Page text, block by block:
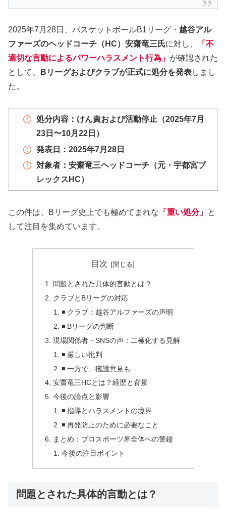
2025年7月28日、バスケットボールB1リーグ・ 越谷アル
ファーズのヘッドコーチ（HC）安齋竜三氏に対し、
「不
適切な言動によるパワーハラスメント行為」 が確認された
として、
Bリーグおよびクラブが正式に処分を発表しまし
た。
処分内容：けん責および活動停止（2025年7月
23日〜10月22日）
発表日：2025年7月28日
対象者：安齋竜三ヘッドコーチ（元・宇都宮ブ
レックスHC）
この件は、Bリーグ史上でも極めてまれな 「重い処分」 と
して注目を集めています。
目次
問題とされた具体的言動とは？
クラブとBリーグの対応
◾ クラブ：越谷アルファーズの声明
◾ Bリーグの判断
現場関係者・SNSの声：二極化する見解
◾ 厳しい批判
◾ 一方で、擁護意見も
安齋竜三HCとは？経歴と背景
今後の論点と影響
◾ 指導とハラスメントの境界
◾ 再発防止のために必要なこと
まとめ：プロスポーツ界全体への警鐘
今後の注目ポイント
問題とされた具体的言動とは？